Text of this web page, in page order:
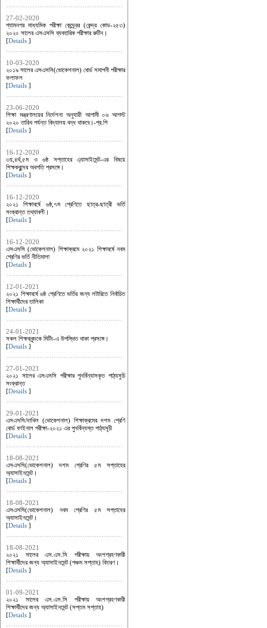
27-02-2020
শ্যামনগর মাধ্যমিক পরীক্ষা কেন্দ্র্রের (কেন্দ্র কোড-২৫৩)
২০২০ সালের এসএসসি ব্যবহারিক পরীক্ষার রুটিন।
[Details ]
10-03-2020
২০১৯ সালের এসএসসি(ভোকেশনাল) বোর্ড সমাপনী পরীক্ষার
ফলাফল
[Details ]
23-06-2020
শিক্ষা মন্ত্রণালয়ের নির্দেশনা অনুযায়ী আগামী ০৬ আগস্ট
২০২০ তারিখ পর্যন্ত বিদ্যালয় বন্ধ থাকবে।-প্র.শি
[Details ]
16-12-2020
৩য়,৪র্থ,৫ম ও ৬ষ্ঠ সপ্তাহের এ্যাসাইমেন্ট-এর বিষয়ে
শিক্ষকবৃন্দের অবগতি প্রসঙ্গে।
[Details ]
16-12-2020
২০২১ শিক্ষাবর্ষে ৬ষ্ঠ,৭ম শ্রেণিতে ছাত্র-ছাত্রী ভর্তি
সংক্রান্ত তথ্যাবলী।
[Details ]
16-12-2020
এসএসসি (ভোকেশনাল) শিক্ষাক্রমে ২০২১ শিক্ষাবর্ষে নবম
শ্রেণির ভর্তি নীতিমালা
[Details ]
12-01-2021
২০২১ শিক্ষাবর্ষে ৬ষ্ঠ শ্রেণিতে ভর্তির জন্য লটারিতে নির্বাচিত
শিক্ষার্থীদের তালিকা
[Details ]
24-01-2021
সকল শিক্ষকবৃন্দকে মিটিং-এ উপস্থিত থাকা প্রসঙ্গে।
[Details ]
27-01-2021
২০২১ সালের এসএসসি পরীক্ষার পুনর্বিন্যাসকৃত পাঠ্যসুচি
সংক্রান্ত
[Details ]
29-01-2021
এসএসসি/দাখিল (ভোকেশনাল) শিক্ষাক্রমের দশম শ্রেণি
বোর্ড ফাইনাল পরীক্ষা-২০২১ এর পুনর্বিন্যস্ত পাঠ্যসূচী
[Details ]
18-08-2021
এসএসসি(ভোকেশনাল) দশম শ্রেণির ৫ম সপ্তাহের
অ্যাসাইনমেন্ট।
[Details ]
18-08-2021
এসএসসি(ভোকেশনাল) নবম শ্রেণির ৫ম সপ্তাহের
অ্যাসাইনমেন্ট।
[Details ]
18-08-2021
২০২১ সালের এস.এস.সি পরীক্ষায় অংশগ্রহণকারী
শিক্ষার্থীদের জন্য অ্যাসাইনমেন্ট (পঞ্চম সপ্তাহ) বিতরণ।
[Details ]
01-09-2021
২০২১ সালের এস.এস.সি পরীক্ষায় অংশগ্রহণকারী
শিক্ষার্থীদের জন্য অ্যাসাইনমেন্ট (সপ্তম সপ্তাহ)
[Details ]